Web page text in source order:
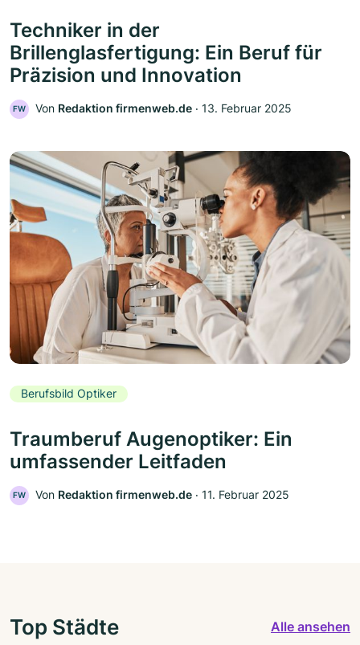
Techniker in der
Brillenglasfertigung: Ein Beruf für
Präzision und Innovation
FW Von Redaktion firmenweb.de ‧ 13. Februar 2025
Berufsbild Optiker
Traumberuf Augenoptiker: Ein
umfassender Leitfaden
FW Von Redaktion firmenweb.de ‧ 11. Februar 2025
Top Städte Alle ansehen